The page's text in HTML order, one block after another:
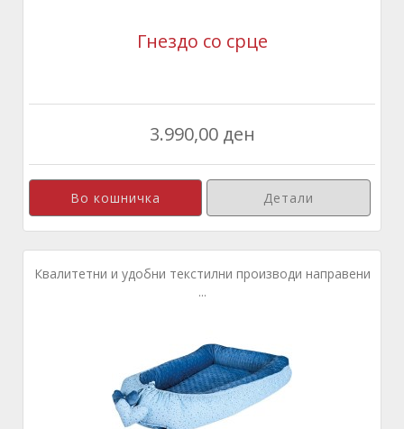
Гнездо со срце
3.990,00 ден
Детали
Квалитетни и удобни текстилни производи направени
...